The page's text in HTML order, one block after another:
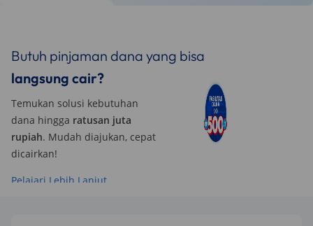
Butuh pinjaman dana yang bisa
langsung cair?
Temukan solusi kebutuhan
dana hingga ratusan juta
rupiah. Mudah diajukan, cepat
dicairkan!
Pelajari Lebih Lanjut